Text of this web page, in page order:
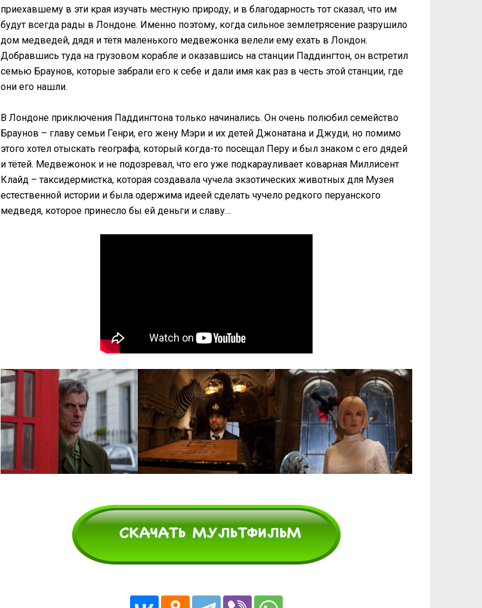
приехавшему в эти края изучать местную природу, и в благодарность тот сказал, что им
будут всегда рады в Лондоне. Именно поэтому, когда сильное землетрясение разрушило
дом медведей, дядя и тётя маленького медвежонка велели ему ехать в Лондон.
Добравшись туда на грузовом корабле и оказавшись на станции Паддингтон, он встретил
семью Браунов, которые забрали его к себе и дали имя как раз в честь этой станции, где
они его нашли.
В Лондоне приключения Паддингтона только начинались. Он очень полюбил семейство
Браунов – главу семьи Генри, его жену Мэри и их детей Джонатана и Джуди, но помимо
этого хотел отыскать географа, который когда-то посещал Перу и был знаком с его дядей
и тётей. Медвежонок и не подозревал, что его уже подкарауливает коварная Миллисент
Клайд – таксидермистка, которая создавала чучела экзотических животных для Музея
естественной истории и была одержима идеей сделать чучело редкого перуанского
медведя, которое принесло бы ей деньги и славу…